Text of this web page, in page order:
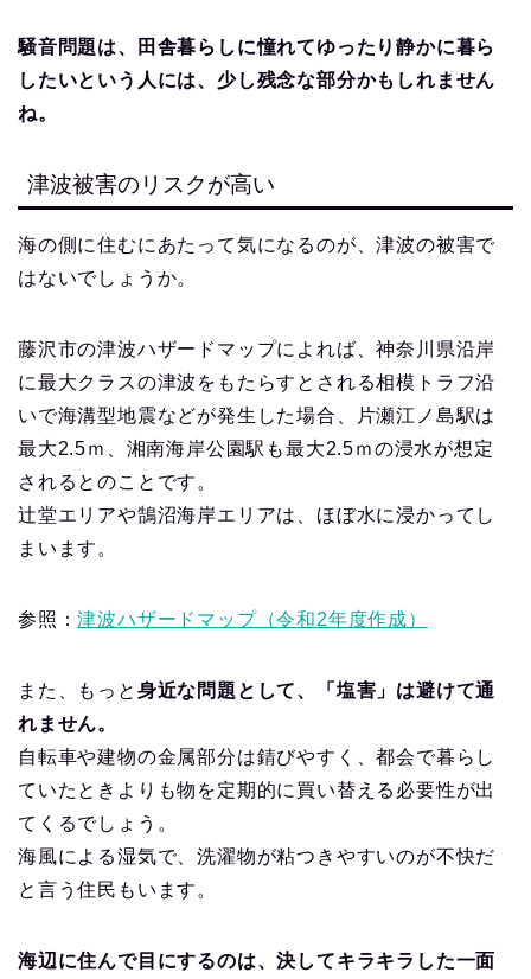
騒音問題は、田舎暮らしに憧れてゆったり静かに暮ら
したいという人には、少し残念な部分かもしれません
ね。
津波被害のリスクが高い
海の側に住むにあたって気になるのが、津波の被害で
はないでしょうか。
藤沢市の津波ハザードマップによれば、神奈川県沿岸
に最大クラスの津波をもたらすとされる相模トラフ沿
いで海溝型地震などが発生した場合、片瀬江ノ島駅は
最大2.5ｍ、湘南海岸公園駅も最大2.5ｍの浸水が想定
されるとのことです。
辻堂エリアや鵠沼海岸エリアは、ほぼ水に浸かってし
まいます。
参照：津波ハザードマップ（令和2年度作成）
また、もっと 身近な問題として、「塩害」は避けて通
れません。
自転車や建物の金属部分は錆びやすく、都会で暮らし
ていたときよりも物を定期的に買い替える必要性が出
てくるでしょう。
海風による湿気で、洗濯物が粘つきやすいのが不快だ
と言う住民もいます。
海辺に住んで目にするのは、決してキラキラした一面